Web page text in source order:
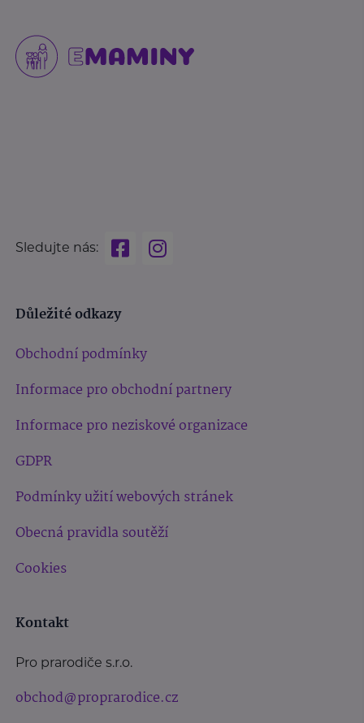
Sledujte nás:
Důležité odkazy
Obchodní podmínky
Informace pro obchodní partnery
Informace pro neziskové organizace
GDPR
Podmínky užití webových stránek
Obecná pravidla soutěží
Cookies
Kontakt
Pro prarodiče s.r.o.
obchod@proprarodice.cz